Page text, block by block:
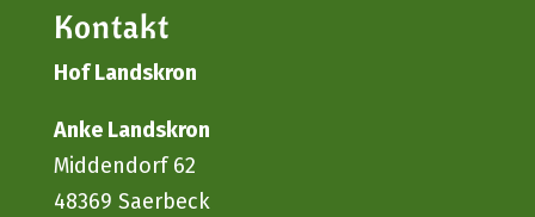
Kon­takt
Hof Lands­kron
Anke Lands­kron
Mid­den­dorf 62
48369 Saer­beck